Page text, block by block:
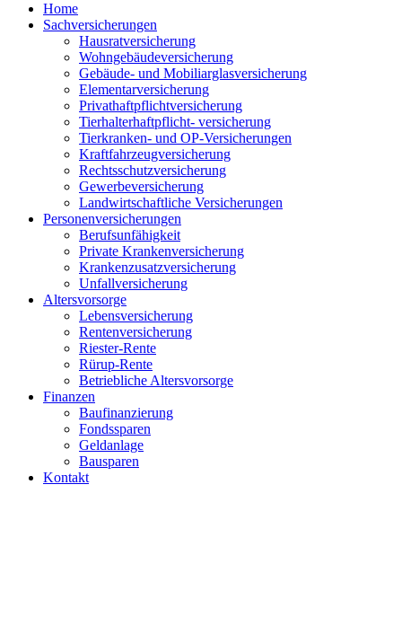
Home
Sachversicherungen
Hausratversicherung
Wohngebäudeversicherung
Gebäude- und Mobiliarglasversicherung
Elementarversicherung
Privathaftpflichtversicherung
Tierhalterhaftpflicht- versicherung
Tierkranken- und OP-Versicherungen
Kraftfahrzeugversicherung
Rechtsschutzversicherung
Gewerbeversicherung
Landwirtschaftliche Versicherungen
Personenversicherungen
Berufsunfähigkeit
Private Krankenversicherung
Krankenzusatzversicherung
Unfallversicherung
Altersvorsorge
Lebensversicherung
Rentenversicherung
Riester-Rente
Rürup-Rente
Betriebliche Altersvorsorge
Finanzen
Baufinanzierung
Fondssparen
Geldanlage
Bausparen
Kontakt